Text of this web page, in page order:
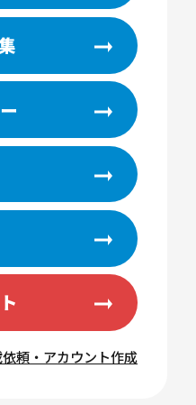
頼・アカウント作成